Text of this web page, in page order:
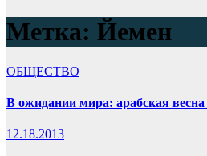
Метка: Йемен
ОБЩЕСТВО
В ожидании мира: арабская весна
12.18.2013